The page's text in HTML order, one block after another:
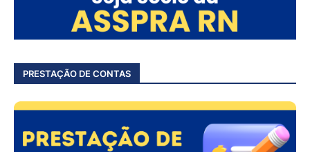
PRESTAÇÃO DE CONTAS